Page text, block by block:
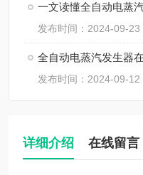
一文读懂全自动电蒸
发布时间：2024-09-23
全自动电蒸汽发生器
发布时间：2024-09-12
详细介绍 在线留言